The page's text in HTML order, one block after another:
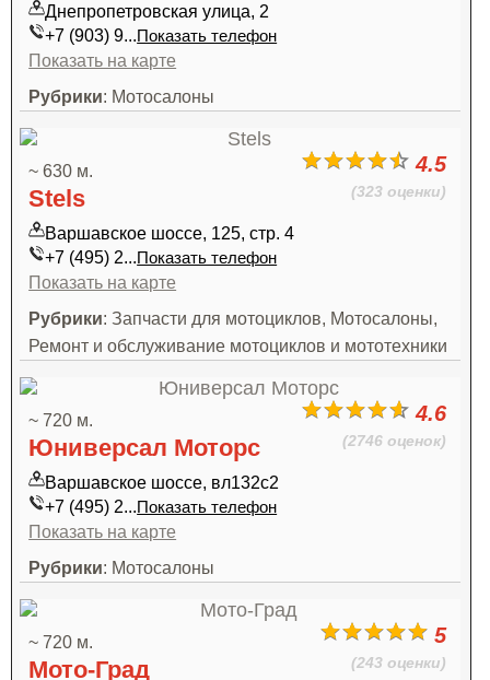
Днепропетровская улица, 2
+7 (903) 9...Показать телефон
Показать на карте
Рубрики: Мотосалоны
4.5
(323 оценки)
~ 630 м.
Stels
Варшавское шоссе, 125, стр. 4
+7 (495) 2...Показать телефон
Показать на карте
Рубрики: Запчасти для мотоциклов, Мотосалоны,
Ремонт и обслуживание мотоциклов и мототехники
4.6
(2746 оценок)
~ 720 м.
Юниверсал Моторс
Варшавское шоссе, вл132с2
+7 (495) 2...Показать телефон
Показать на карте
Рубрики: Мотосалоны
5
(243 оценки)
~ 720 м.
Мото-Град